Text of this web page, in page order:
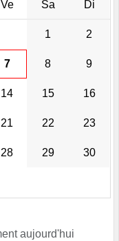
Ve Sa Di
1 2
7 8 9
14 15 16
21 22 23
28 29 30
aujourd'hui